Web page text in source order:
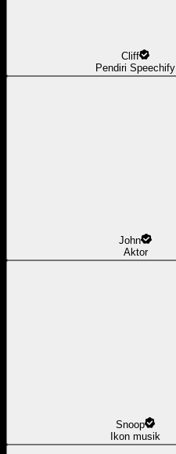
Cliff
Pendiri Speechify
John
Aktor
Snoop
Ikon musik